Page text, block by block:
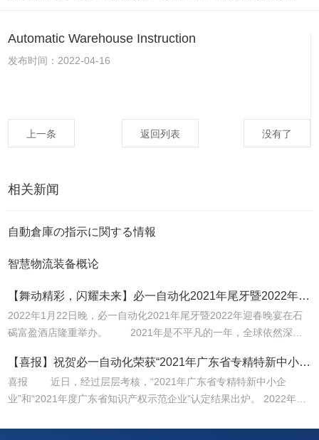
Automatic Warehouse Instruction
发布时间：2022-04-16
上一条 返回列表 没有了
相关新闻
自動倉庫の指示に関する情報
智慧物流装备概论
【舞动精彩，闪耀未来】必一自动化2021年尾牙暨2022年迎春晚宴圆满落幕！
2022年1月22日晚，必一自动化2021年尾牙暨2022年迎春晚宴在石
碣富盈酒店隆重举办。 2021年是不平凡的一年，全球依然深受
价值的初心，凝心聚力，攻坚克难，再创佳绩。 &nbs...
【喜报】祝贺必一自动化荣获“2021年广东省专精特新中小企业”和“2021年度广东省知识产权示范企业”称号
喜报 近日，经过层层考核，“2021年广东省专精特新中小企
业”和“2021年度广东省知识产权示范企业”认定结果出炉。 2022年1